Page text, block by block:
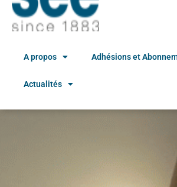
A propos Adhésions et
Actualités